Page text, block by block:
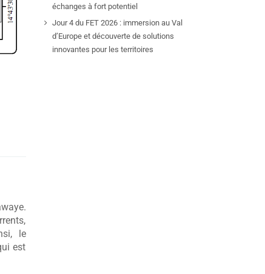
le
est
échanges à fort potentiel
Jour 4 du FET 2026 : immersion au Val
d’Europe et découverte de solutions
innovantes pour les territoires